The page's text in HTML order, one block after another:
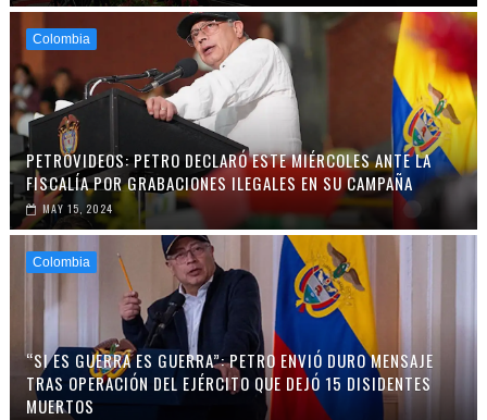
Colombia
PETROVIDEOS: PETRO DECLARÓ ESTE MIÉRCOLES ANTE LA
FISCALÍA POR GRABACIONES ILEGALES EN SU CAMPAÑA
MAY 15, 2024
Colombia
“SI ES GUERRA ES GUERRA”: PETRO ENVIÓ DURO MENSAJE
TRAS OPERACIÓN DEL EJÉRCITO QUE DEJÓ 15 DISIDENTES
MUERTOS